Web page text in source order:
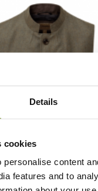
Details
cookies
personalise content
features and to